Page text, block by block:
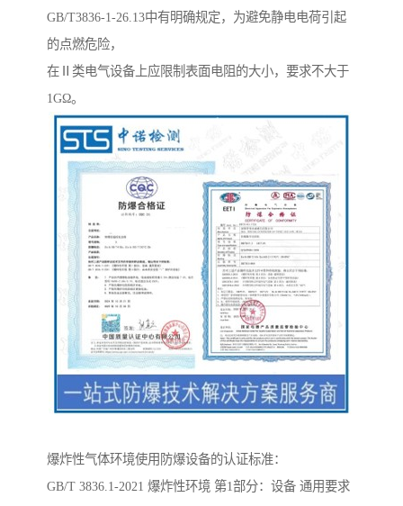
GB/T3836-1-26.13中有明确规定，为避免静电电荷引起
的点燃危险，
在Ⅱ类电气设备上应限制表面电阻的大小，要求不大于
1GΩ。
爆炸性气体环境使用防爆设备的认证标准：
GB/T 3836.1-2021 爆炸性环境 第1部分：设备 通用要求